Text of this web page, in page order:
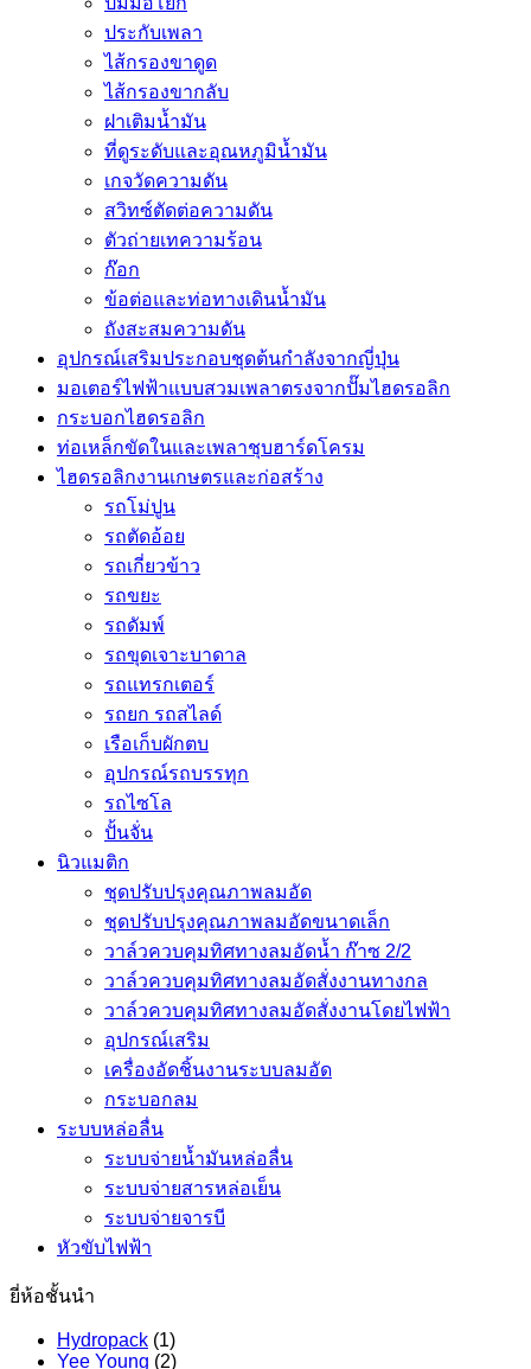
ประกับเพลา
ไส้กรองขาดูด
ไส้กรองขากลับ
ฝาเติมน้ำมัน
ที่ดูระดับและอุณหภูมิน้ำมัน
เกจวัดความดัน
สวิทซ์ตัดต่อความดัน
ตัวถ่ายเทความร้อน
ก๊อก
ข้อต่อและท่อทางเดินน้ำมัน
ถังสะสมความดัน
อุปกรณ์เสริมประกอบชุดต้นกำลังจากญี่ปุ่น
มอเตอร์ไฟฟ้าแบบสวมเพลาตรงจากปั๊มไฮดรอลิก
กระบอกไฮดรอลิก
ท่อเหล็กขัดในและเพลาชุบฮาร์ดโครม
ไฮดรอลิกงานเกษตรและก่อสร้าง
รถโม่ปูน
รถตัดอ้อย
รถเกี่ยวข้าว
รถขยะ
รถดัมพ์
รถขุดเจาะบาดาล
รถแทรกเตอร์
รถยก รถสไลด์
เรือเก็บผักตบ
อุปกรณ์รถบรรทุก
รถไซโล
ปั้นจั่น
นิวแมติก
ชุดปรับปรุงคุณภาพลมอัด
ชุดปรับปรุงคุณภาพลมอัดขนาดเล็ก
วาล์วควบคุมทิศทางลมอัดน้ำ ก๊าซ 2/2
วาล์วควบคุมทิศทางลมอัดสั่งงานทางกล
วาล์วควบคุมทิศทางลมอัดสั่งงานโดยไฟฟ้า
อุปกรณ์เสริม
เครื่องอัดชิ้นงานระบบลมอัด
กระบอกลม
ระบบหล่อลื่น
ระบบจ่ายน้ำมันหล่อลื่น
ระบบจ่ายสารหล่อเย็น
ระบบจ่ายจารบี
หัวขับไฟฟ้า
ยี่ห้อชั้นนำ
Hydropack (1)
Yee Young (2)